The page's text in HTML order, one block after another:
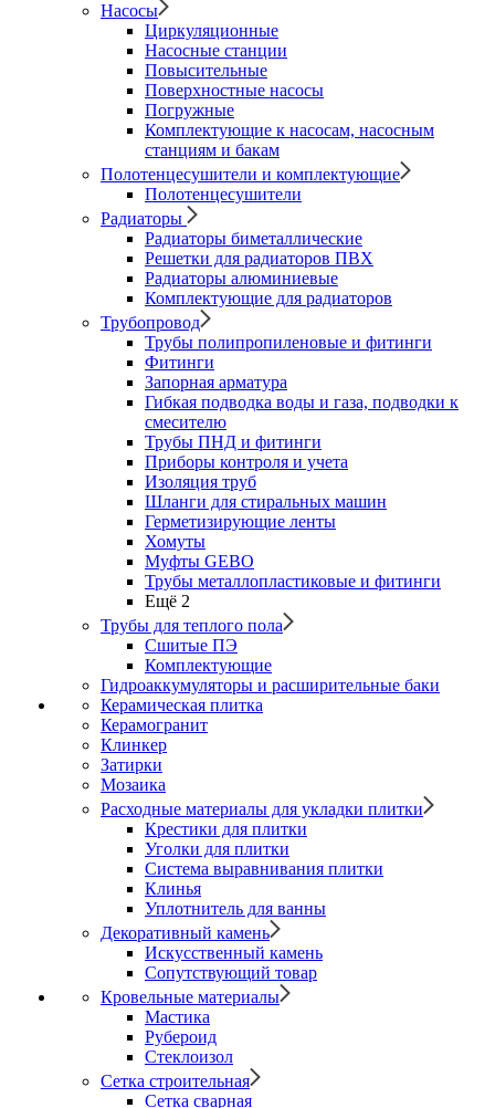
Насосы
Циркуляционные
Насосные станции
Повысительные
Поверхностные насосы
Погружные
Комплектующие к насосам, насосным
станциям и бакам
Полотенцесушители и комплектующие
Полотенцесушители
Радиаторы
Радиаторы биметаллические
Решетки для радиаторов ПВХ
Радиаторы алюминиевые
Комплектующие для радиаторов
Трубопровод
Трубы полипропиленовые и фитинги
Фитинги
Запорная арматура
Гибкая подводка воды и газа, подводки к
смесителю
Трубы ПНД и фитинги
Приборы контроля и учета
Изоляция труб
Шланги для стиральных машин
Герметизирующие ленты
Хомуты
Муфты GEBO
Трубы металлопластиковые и фитинги
Ещё 2
Трубы для теплого пола
Сшитые ПЭ
Комплектующие
Гидроаккумуляторы и расширительные баки
Керамическая плитка
Керамогранит
Клинкер
Затирки
Мозаика
Расходные материалы для укладки плитки
Крестики для плитки
Уголки для плитки
Система выравнивания плитки
Клинья
Уплотнитель для ванны
Декоративный камень
Искусственный камень
Сопутствующий товар
Кровельные материалы
Мастика
Рубероид
Стеклоизол
Сетка строительная
Сетка сварная